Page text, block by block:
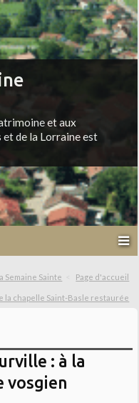
et aux
de la Lorraine est
Semaine Sainte Page d'accueil
la chapelle Saint-Basle restaurée
: à la
vosgien